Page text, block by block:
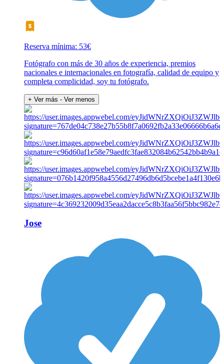
Reserva mínima: 53€
Fotógrafo con más de 30 años de experiencia, premios
nacionales e internacionales en fotografía, calidad de equipo y
completa complicidad, soy tu fotógrafo.
+ Ver más - Ver menos
Jose